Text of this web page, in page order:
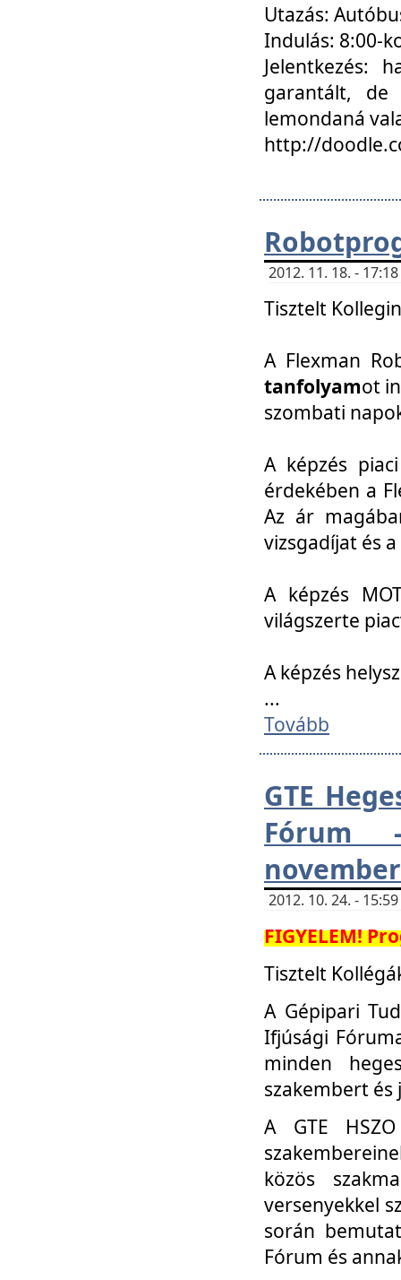
Utazás:
Indulás: 8:00-
Jelentkezés:
garantált, de
lemondaná
http://
2012. 11. 18. -
Tisztelt
A Flexman
tanfolyamot
szombati
A képzés
érdekében a
Az ár
vizsgadíjat és
A képzés
világszerte
A képzés
...
Tovább
GTE
Fórum
2012. 10. 24. -
FIGYELEM!
Tisztelt
A Gépipari
Ifjúsági
minden
szakembert
A GTE
közös
versenyekkel
során
Fórum és